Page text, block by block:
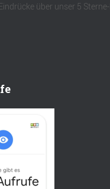
über unser 5